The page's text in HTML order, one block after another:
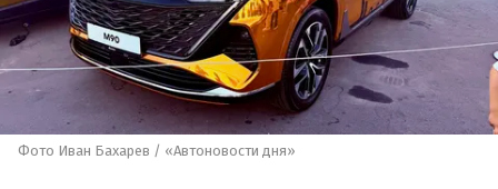
Фото Иван Бахарев / «Автоновости дня»